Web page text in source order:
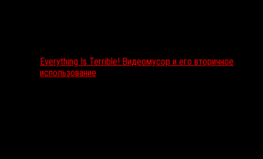
Everything Is Terrible! Видеомусор и его вторичное
использование